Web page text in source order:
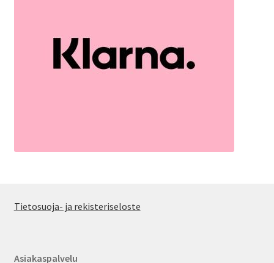
Tietosuoja- ja rekisteriseloste
Asiakaspalvelu